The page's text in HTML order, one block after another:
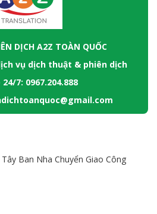
DỊCH A2Z TOÀN QUỐC
vụ dịch thuật & phiên dịch
7: 0967.204.888
Ban Nha Chuyển Giao Công